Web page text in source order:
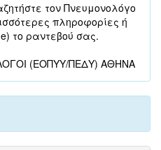
τον Πνευμονολόγο
πληροφορίες ή
το ραντεβού σας.
(ΕΟΠΥΥ/ΠΕΔΥ) ΑΘΗΝΑ